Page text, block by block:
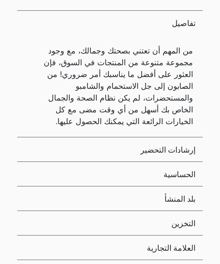
تفاصيل
من المهم أن تعتني بصحتك وجمالك، مع وجود
مجموعة متنوعة من المنتجات في السوق، فإن
العثور على أفضل ما يناسبك أمر ضروري! من
الصابون إلى جل الاستحمام والشامبو
والمستحضرات، لم يكن نظام الصحة والجمال
الخاص بك أسهل من أي وقت مضى مع كل
الخيارات الرائعة التي يمكنك الحصول عليها.
إرشادات التحضير
الحساسية
بلد المنشأ
التخزين
العلامة التجارية